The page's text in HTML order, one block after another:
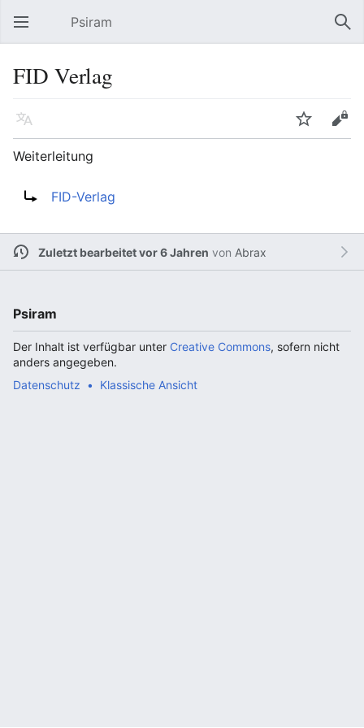
Hauptmenü öffnen Psiram
FID Verlag
Sprache Beobachten
Bearbeiten
Weiterleitung
FID-Verlag
Zuletzt bearbeitet vor 6 Jahren von Abrax
Psiram
Der Inhalt ist verfügbar unter Creative Commons, sofern nicht
anders angegeben.
Datenschutz
Klassische Ansicht